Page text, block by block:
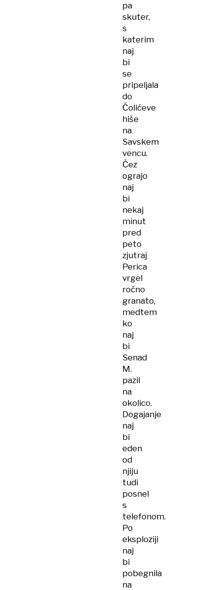
pa
skuter,
s
katerim
naj
bi
se
pripeljala
do
Čolićeve
hiše
na
Savskem
vencu.
Čez
ograjo
naj
bi
nekaj
minut
pred
peto
zjutraj
Perica
vrgel
ročno
granato,
medtem
ko
naj
bi
Senad
M.
pazil
na
okolico.
Dogajanje
naj
bi
eden
od
njiju
tudi
posnel
s
telefonom.
Po
eksploziji
naj
bi
pobegnila
na